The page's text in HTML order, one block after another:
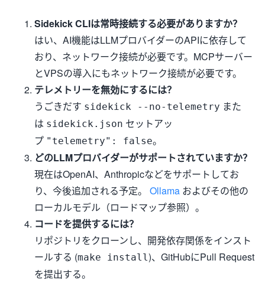
Sidekick CLIは常時接続する必要がありますか？
はい、AI機能はLLMプロバイダーのAPIに依存して
おり、ネットワーク接続が必要です。MCPサーバー
とVPSの導入にもネットワーク接続が必要です。
テレメトリーを無効にするには？
うごきだす sidekick --no-telemetry また
は sidekick.json セットアッ
プ "telemetry": false。
どのLLMプロバイダーがサポートされていますか？
現在はOpenAI、Anthropicなどをサポートしてお
り、今後追加される予定。 Ollama およびその他の
ローカルモデル（ロードマップ参照）。
コードを提供するには？
リポジトリをクローンし、開発依存関係をインスト
ールする (make install)、GitHubにPull Request
を提出する。